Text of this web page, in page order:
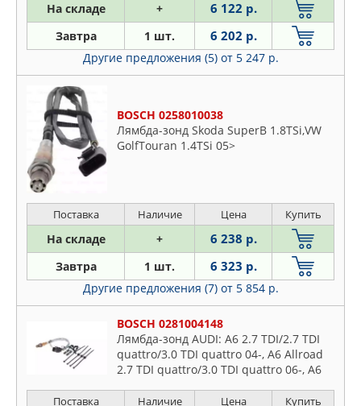
На складе + 6 122 р.
Завтра 1 шт. 6 202 р.
Другие предложения (5) от 5 247 р.
BOSCH 0258010038
Лямбда-зонд Skoda SuperB 1.8TSi,VW
GolfTouran 1.4TSi 05>
Поставка Наличие Цена Купить
На складе + 6 238 р.
Завтра 1 шт. 6 323 р.
Другие предложения (7) от 5 854 р.
BOSCH 0281004148
Лямбда-зонд AUDI: A6 2.7 TDI/2.7 TDI
quattro/3.0 TDI quattro 04-, A6 Allroad
2.7 TDI quattro/3.0 TDI quattro 06-, A6
Поставка Наличие Цена Купить